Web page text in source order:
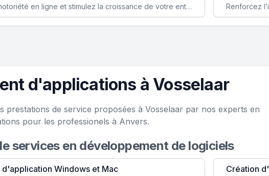
Augmentez votre notoriété en ligne et stimulez la croissance de votre entreprise grâce à une stratégie sociale sur mesure.
d'applications à Vosselaar
prestations de service proposées à Vosselaar par nos experts en
pour les professionels à Anvers.
services en développement de logiciels
Windows et Mac Création